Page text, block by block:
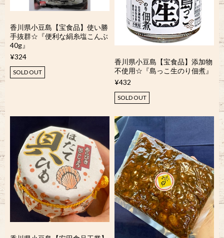
香川県小豆島【宝食品】使い勝
手抜群☆『便利な絹糸塩こんぶ
40g』
¥324
SOLD OUT
香川県小豆島【宝食品】添加物
不使用☆『島っこ生のり佃煮』
¥432
SOLD OUT